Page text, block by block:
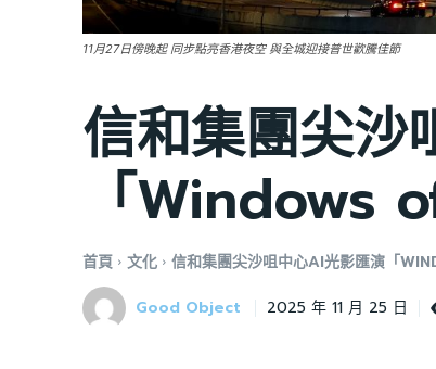
11月27日傍晚起 同步點亮香港夜空 與全城迎接普世歡騰佳節
信和集團尖沙
「Windows
首頁 文化 信和集團尖沙咀中心AI光影匯演「
Good Object 2025 年 11 月 25 日